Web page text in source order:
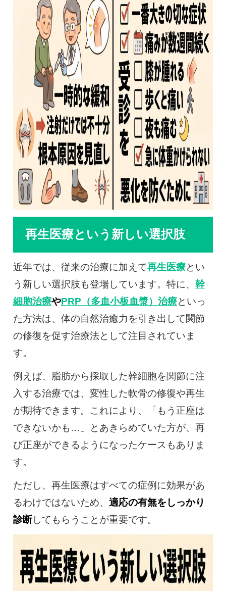
再生医療という新しい選択肢
近年では、従来の治療に加えて再生医療とい
う新しい選択肢も登場しています。特に、 幹
細胞治療やPRP（多血小板血漿）治療といっ
た方法は、体の自然治癒力を引き出して関節
の修復を促す治療法として注目されていま
す。
例えば、脂肪から採取した幹細胞を関節に注
入する治療では、変性した軟骨の修復や再生
が期待できます。これにより、「もう正座は
できないかも…」とあきらめていた方が、再
び正座ができるようになったケースもありま
す。
ただし、再生医療はすべての症例に効果があ
るわけではないため、 適応の有無をしっかり
診断してもらうことが重要です。